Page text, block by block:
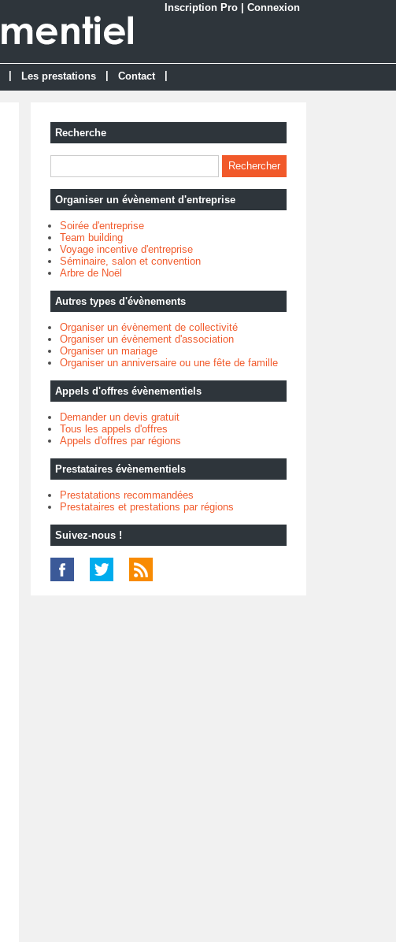
Inscription Pro Connexion
Les prestations Contact
Recherche
Organiser un évènement d'entreprise
Soirée d'entreprise
Team building
Voyage incentive d'entreprise
Séminaire, salon et convention
Arbre de Noël
Autres types d'évènements
Organiser un évènement de collectivité
Organiser un évènement d'association
Organiser un mariage
Organiser un anniversaire ou une fête de famille
Appels d'offres évènementiels
Demander un devis gratuit
Tous les appels d'offres
Appels d'offres par régions
Prestataires évènementiels
Prestatations recommandées
Prestataires et prestations par régions
Suivez-nous !